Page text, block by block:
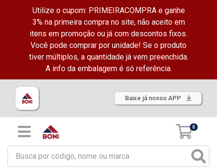
Utilize o cupom: PRIMEIRACOMPRA e ganhe
3% na primeira compra no site, não aceito em
itens em promoção ou já com descontos fixos.
Você pode comprar por unidade! Se o produto
tiver múltiplos, a quantidade já vem preenchida.
A info da embalagem é só referência.
Baixe já nosso APP
0